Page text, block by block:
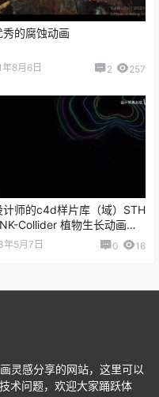
秀的腐蚀动画
年8月6日 2 257
计师的c4d样片库（域）STH
Collider 植物生长动画表
年5月7日 0 16
灵感分享的网站，这里可以
术问题，欢迎大家踊跃体